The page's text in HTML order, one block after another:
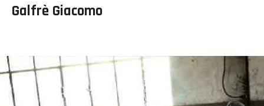
Galfrè Giacomo